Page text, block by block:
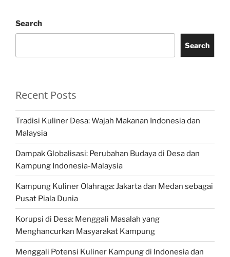
Search
Search
Recent Posts
Tradisi Kuliner Desa: Wajah Makanan Indonesia dan
Malaysia
Dampak Globalisasi: Perubahan Budaya di Desa dan
Kampung Indonesia-Malaysia
Kampung Kuliner Olahraga: Jakarta dan Medan sebagai
Pusat Piala Dunia
Korupsi di Desa: Menggali Masalah yang
Menghancurkan Masyarakat Kampung
Menggali Potensi Kuliner Kampung di Indonesia dan